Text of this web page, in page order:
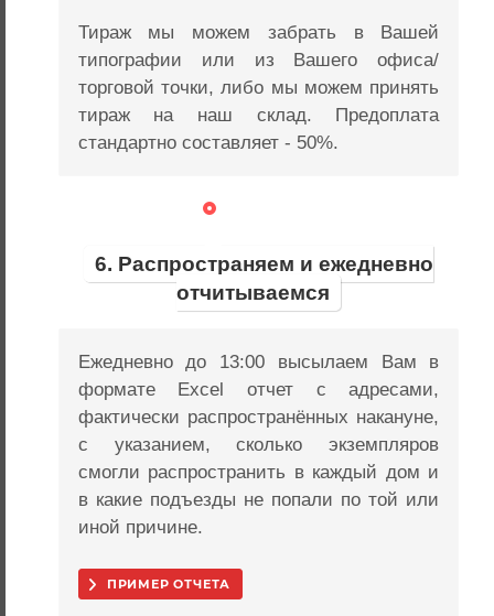
Тираж мы можем забрать в Вашей
типографии или из Вашего офиса/
торговой точки, либо мы можем принять
тираж на наш склад. Предоплата
стандартно составляет - 50%.
6. Распространяем и ежедневно
отчитываемся
Ежедневно до 13:00 высылаем Вам в
формате Excel отчет с адресами,
фактически распространённых накануне,
с указанием, сколько экземпляров
смогли распространить в каждый дом и
в какие подъезды не попали по той или
иной причине.
ПРИМЕР ОТЧЕТА